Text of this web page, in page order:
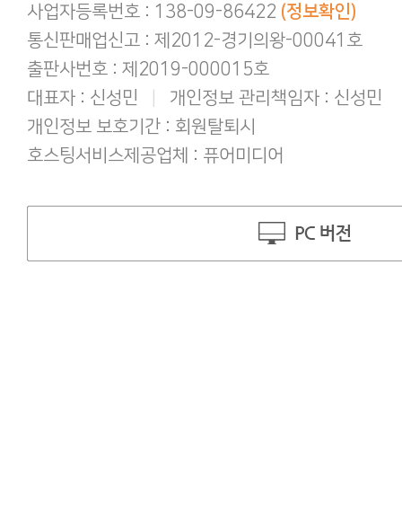
사업자등록번호 : 138-09-86422 (정보확인)
통신판매업신고 : 제2012-경기의왕-00041호
출판사번호 : 제2019-000015호
대표자 : 신성민
개인정보 관리책임자 : 신성민
개인정보 보호기간 : 회원탈퇴시
호스팅서비스제공업체 : 퓨어미디어